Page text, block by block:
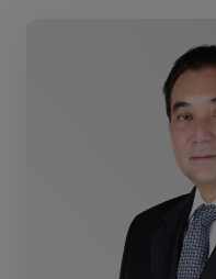
ข้อมูลสำหรับผู้ถือหุ้น
การกำกับดูแลกิจการที่ดี
การพัฒนาอย่างยั่งยืน
ข่าวสารและกิจกรรม